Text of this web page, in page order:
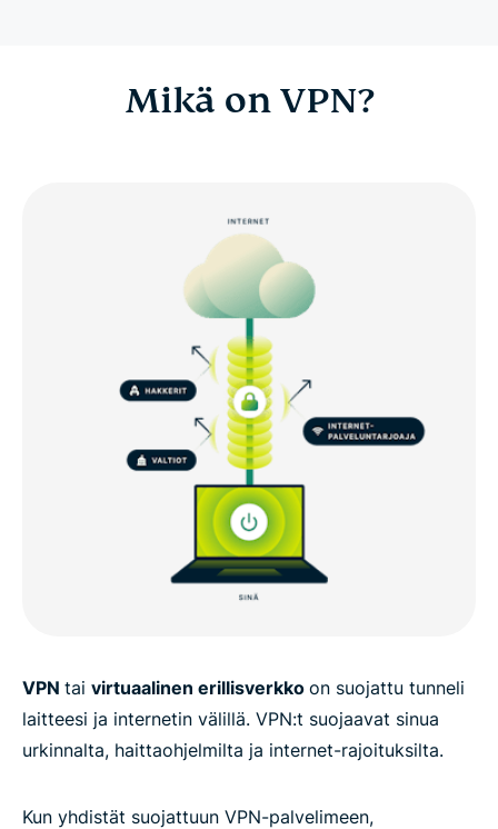
Mikä on VPN?
VPN tai virtuaalinen erillisverkko on suojattu tunneli
laitteesi ja internetin välillä. VPN:t suojaavat sinua
urkinnalta, haittaohjelmilta ja internet-rajoituksilta.
Kun yhdistät suojattuun VPN-palvelimeen,